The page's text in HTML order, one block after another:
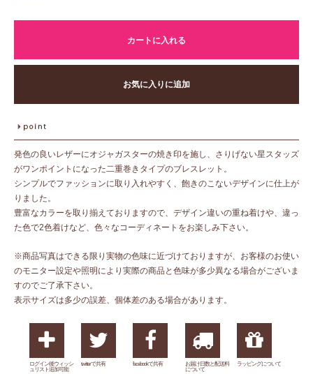
カートに入れる
お気に入りに追加
発色の良いレザーにオジャガスターの焼き印を施し、さりげない星スタッズ
がワンポイントになった二重巻きタイプのブレスレット。
シンプルでファッションに取り入れやすく、飽きのこないデザインに仕上が
りました。
豊富なカラーを取り揃えておりますので、デザイン違いの重ね着けや、違っ
た色で2色着けなど、色々なコーディネートをお楽しみ下さい。
※商品写真はできる限り実物の色味に近づけておりますが、お客様のお使い
のモニター設定や照明により実際の商品と色味が多少異なる場合がございま
すのでご了承下さい。
表示サイズは多少の誤差、個体差のある場合があります。
ログイン後ウィッシ
ュリスト追加可能
twitterで共有 facebookで共有
お届け日数と配送料
について
ラッピングについて